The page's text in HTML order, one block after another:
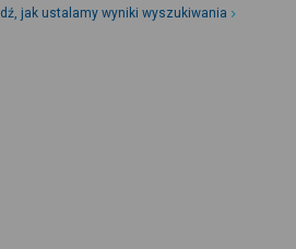
jak ustalamy wyniki wyszukiwania